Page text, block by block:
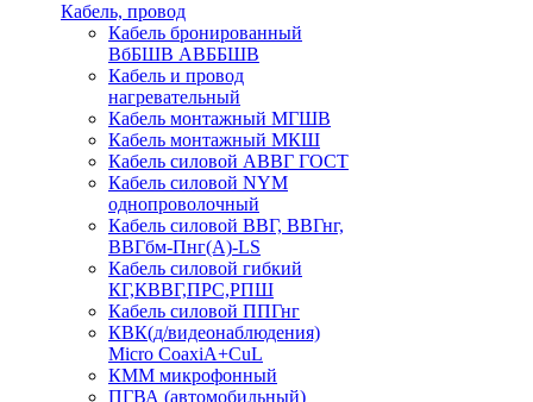
Кабель, провод
Кабель бронированный
ВбБШВ АВББШВ
Кабель и провод
нагревательный
Кабель монтажный МГШВ
Кабель монтажный МКШ
Кабель силовой АВВГ ГОСТ
Кабель силовой NYM
однопроволочный
Кабель силовой ВВГ, ВВГнг,
ВВГбм-Пнг(А)-LS
Кабель силовой гибкий
КГ,КВВГ,ПРС,РПШ
Кабель силовой ППГнг
КВК(д/видеонаблюдения)
Micro CoaxiA+CuL
КММ микрофонный
ПГВА (автомобильный)